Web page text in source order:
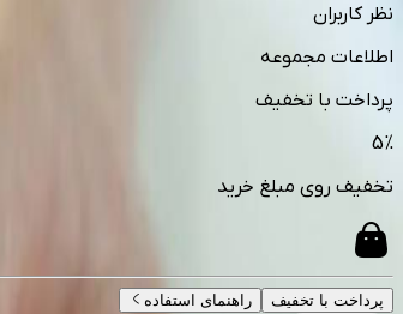
نظر کاربران
اطلاعات مجموعه
پرداخت با تخفیف
5%
تخفیف روی مبلغ خرید
پرداخت با تخفیف راهنمای استفاده